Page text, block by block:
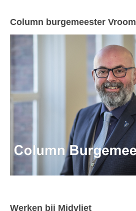
Column burgemeester Vroom
Werken bij Midvliet